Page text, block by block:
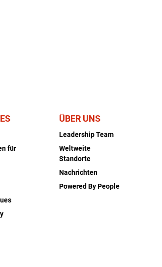
für
ÜBER UNS
Leadership Team
Weltweite
Standorte
Nachrichten
Powered By People